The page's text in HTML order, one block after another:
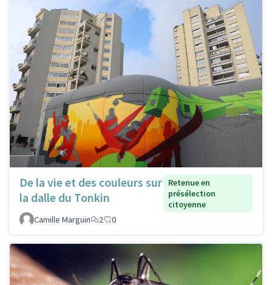
De la vie et des couleurs sur
la dalle du Tonkin
Retenue en
présélection
citoyenne
Camille Marguin
2 0